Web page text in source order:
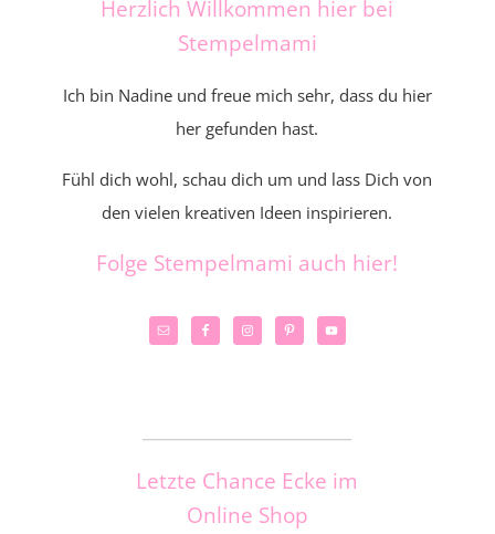
Herzlich Willkommen hier bei
Stempelmami
Ich bin Nadine und freue mich sehr, dass du hier
her gefunden hast.
Fühl dich wohl, schau dich um und lass Dich von
den vielen kreativen Ideen inspirieren.
Folge Stempelmami auch hier!
Letzte Chance Ecke im
Online Shop